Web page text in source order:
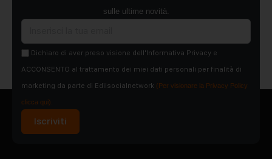
sulle ultime novità.
Dichiaro di aver preso visione dell'Informativa Privacy e
ACCONSENTO al trattamento dei miei dati personali per finalità di
marketing da parte di Edilsocialnetwork (Per visionare la Privacy Policy
clicca qui).
Iscriviti